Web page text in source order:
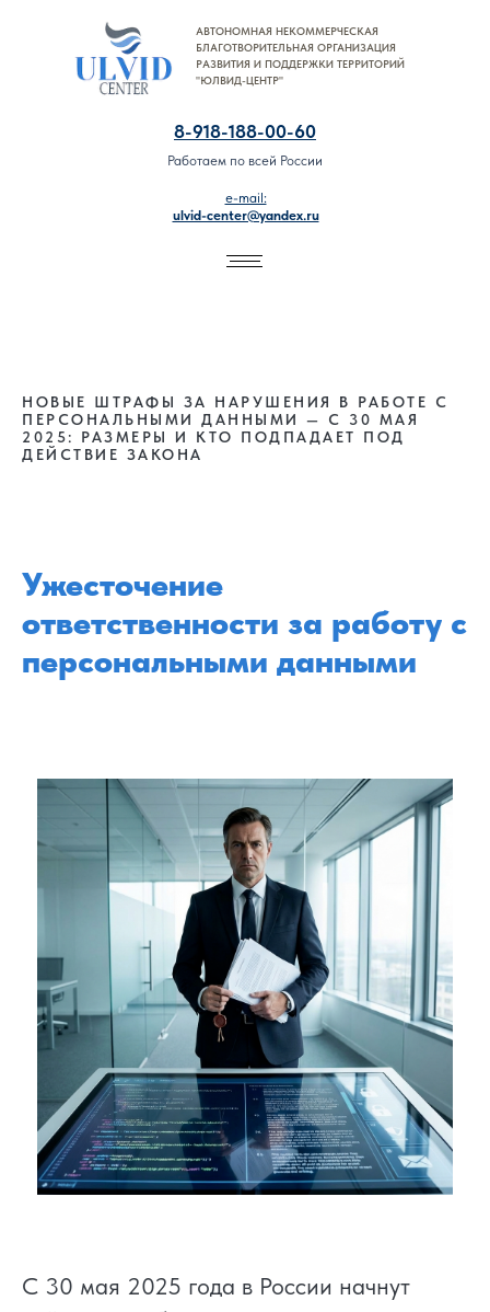
АВТОНОМНАЯ НЕКОММЕРЧЕСКАЯ
БЛАГОТВОРИТЕЛЬНАЯ ОРГАНИЗАЦИЯ
РАЗВИТИЯ И ПОДДЕРЖКИ ТЕРРИТОРИЙ
"ЮЛВИД-ЦЕНТР"
8-918-188-00-60
Работаем по всей России
e-mail:
ulvid-center@yandex.ru
8-918-188-00-60
НОВЫЕ ШТРАФЫ ЗА НАРУШЕНИЯ В РАБОТЕ С
ПЕРСОНАЛЬНЫМИ ДАННЫМИ — С 30 МАЯ
2025: РАЗМЕРЫ И КТО ПОДПАДАЕТ ПОД
ДЕЙСТВИЕ ЗАКОНА
Ужесточение
ответственности за работу с
персональными данными
С 30 мая 2025 года в России начнут